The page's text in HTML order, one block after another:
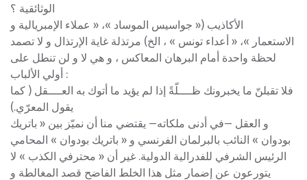
الوثائقية ؟
الأكاذيب (« جواسيس الموساد »، « عملاء الإمبريالية و
الاستعمار »، « أعداء تونس » ، الخ) مرتذلة غاية الإرتذال و لا تصمد
لحظة واحدة أمام البرهان المعاكس ، و هي لا و لن تنطل على
أولي الألباب :
فلا تقبلنّ ما يخبرونك ظــــلّةً إذا لم يؤيد ما أتوك به العــــقل ( كما
يقول المعرّي.)
و العقل —في أدنى ملكاته— يقتضي منا أن نميّز بين « باتريك
بودوان » النائب بالبرلمان الفرنسي و « باتريك بودوان » المحامي
الرئيس الشرفي للفدرالية الدولية. غير أن « محترفي الكذب » لا
يتورعون عن إضمار مثل هذا الخلط الفاضح قصد المغالطة و